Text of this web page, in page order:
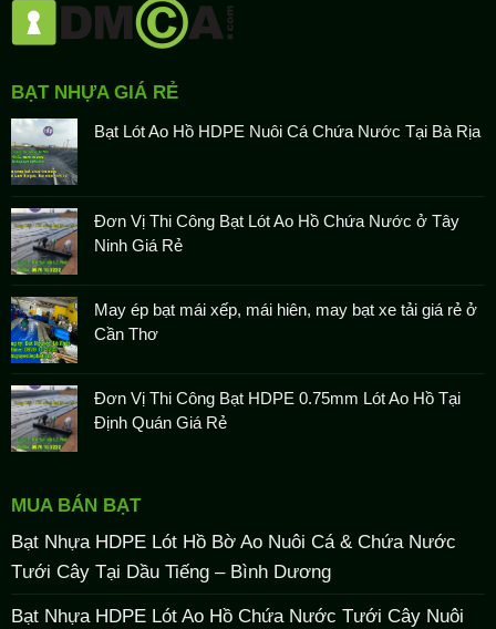
BẠT NHỰA GIÁ RẺ
Bạt Lót Ao Hồ HDPE Nuôi Cá Chứa Nước Tại Bà Rịa
Đơn Vị Thi Công Bạt Lót Ao Hồ Chứa Nước ở Tây
Ninh Giá Rẻ
May ép bạt mái xếp, mái hiên, may bạt xe tải giá rẻ ở
Cần Thơ
Đơn Vị Thi Công Bạt HDPE 0.75mm Lót Ao Hồ Tại
Định Quán Giá Rẻ
MUA BÁN BẠT
Bạt Nhựa HDPE Lót Hồ Bờ Ao Nuôi Cá & Chứa Nước
Tưới Cây Tại Dầu Tiếng – Bình Dương
Bạt Nhựa HDPE Lót Ao Hồ Chứa Nước Tưới Cây Nuôi